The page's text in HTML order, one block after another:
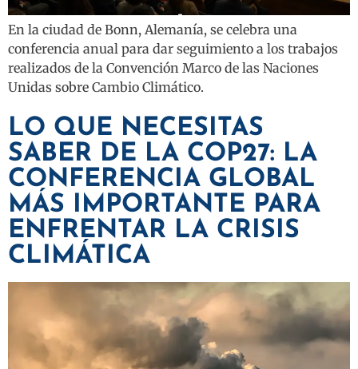
En la ciudad de Bonn, Alemanía, se celebra una
conferencia anual para dar seguimiento a los trabajos
realizados de la Convención Marco de las Naciones
Unidas sobre Cambio Climático.
LO QUE NECESITAS
SABER DE LA COP27: LA
CONFERENCIA GLOBAL
MÁS IMPORTANTE PARA
ENFRENTAR LA CRISIS
CLIMÁTICA